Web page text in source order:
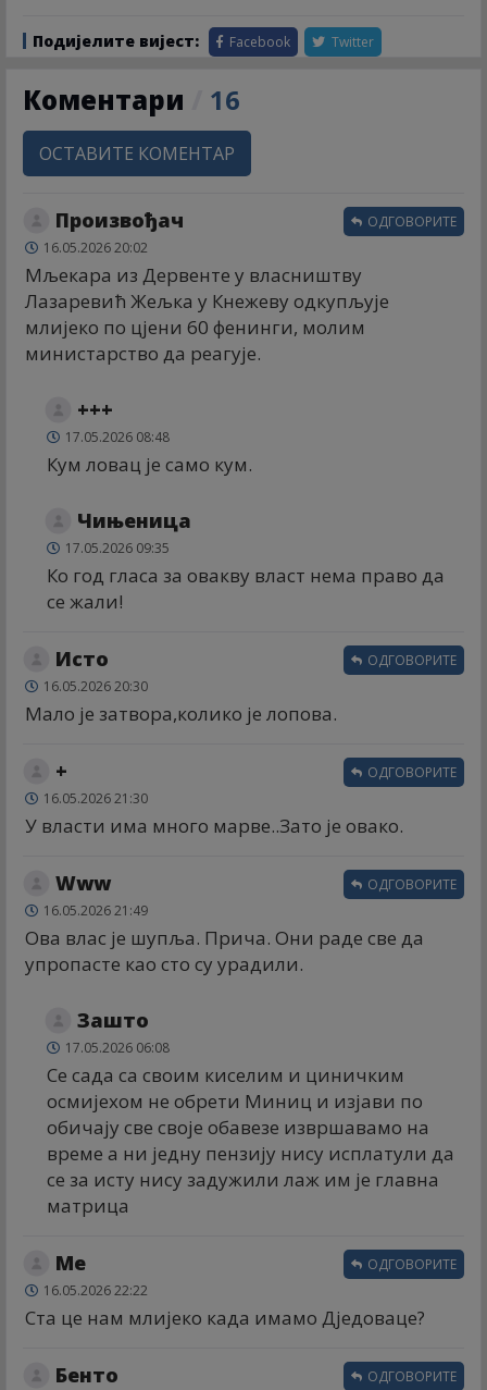
Подијелите вијест: Facebook Twitter
Коментари 16
ОСТАВИТЕ КОМЕНТАР
Произвођач
16.05.2026 20:02
Мљекара из Дервенте у власништву
Лазаревић Жељка у Кнежеву одкупљује
млијеко по цјени 60 фенинги, молим
министарство да реагује.
ОДГОВОРИТЕ
+++
17.05.2026 08:48
Кум ловац је само кум.
Чињеница
17.05.2026 09:35
Ко год гласа за овакву власт нема право да
се жали!
Исто
16.05.2026 20:30
Мало је затвора,колико је лопова.
ОДГОВОРИТЕ
+
16.05.2026 21:30
У власти има много марве..Зато је овако.
ОДГОВОРИТЕ
Www
16.05.2026 21:49
Ова влас је шупља. Прича. Они раде све да
упропасте као сто су урадили.
ОДГОВОРИТЕ
Зашто
17.05.2026 06:08
Се сада са своим киселим и циничким
осмијехом не обрети Миниц и изјави по
обичају све своје обавезе извршавамо на
време а ни једну пензију нису исплатули да
се за исту нису задужили лаж им је главна
матрица
Ме
16.05.2026 22:22
Ста це нам млијеко када имамо Дједоваце?
ОДГОВОРИТЕ
Бенто ОДГОВОРИТЕ